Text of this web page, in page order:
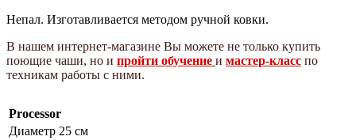
Непал. Изготавливается методом ручной ковки.
В нашем интернет-магазине Вы можете не только купить
поющие чаши, но и пройти обучение и мастер-класс по
техникам работы с ними.
Processor
Диаметр 25 см